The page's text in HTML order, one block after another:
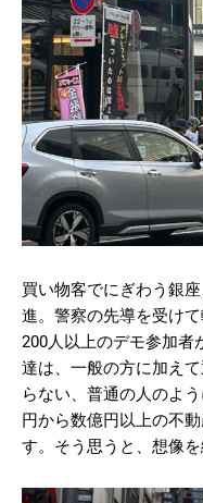
買い物客でにぎわう銀
進。警察の先導を受け
200人以上のデモ参加者
達は、一般の方に加え
らない、普通の人のよ
円から数億円以上の不
す。そう思うと、想像